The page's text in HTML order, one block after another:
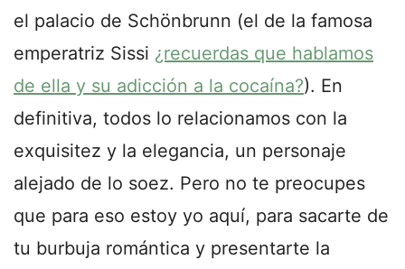
el palacio de Schönbrunn (el de la famosa
emperatriz Sissi ¿recuerdas que hablamos
de ella y su adicción a la cocaína?). En
definitiva, todos lo relacionamos con la
exquisitez y la elegancia, un personaje
alejado de lo soez. Pero no te preocupes
que para eso estoy yo aquí, para sacarte de
tu burbuja romántica y presentarte la